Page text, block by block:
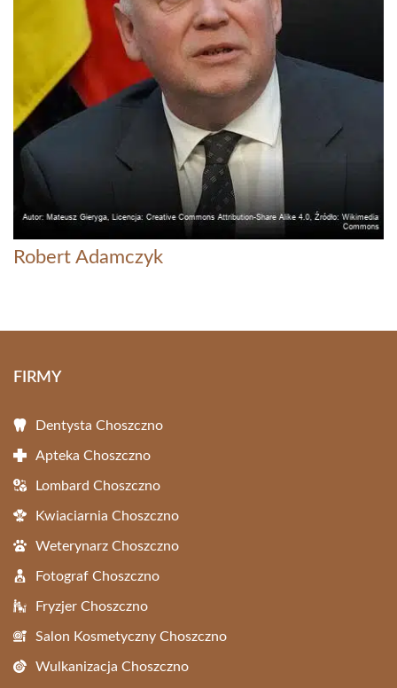
Robert Adamczyk
FIRMY
Dentysta Choszczno
Apteka Choszczno
Lombard Choszczno
Kwiaciarnia Choszczno
Weterynarz Choszczno
Fotograf Choszczno
Fryzjer Choszczno
Salon Kosmetyczny Choszczno
Wulkanizacja Choszczno